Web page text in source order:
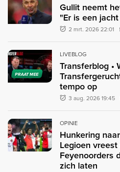
Gullit neemt
"Er is een
2 mrt. 2026 22:01
PRAAT MEE
LIVEBLOG
Transferblog •
tempo op
3 aug. 2026 19:45
OPINIE
Hunkering
Legioen
Feyenoorders
zich laten